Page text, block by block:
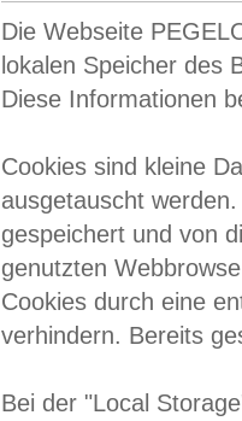
Die Webseite
lokalen Speicher des
Diese Informationen
Cookies sind kleine
ausgetauscht
gespeichert und von
genutzten
Cookies durch eine
verhindern. Bereits
Bei der "Local